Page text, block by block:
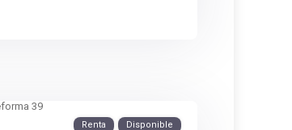
Renta Disponible